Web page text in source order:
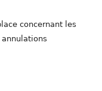
concernant les